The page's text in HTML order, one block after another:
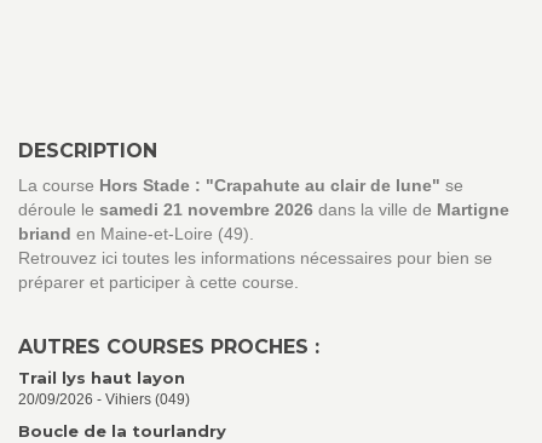
DESCRIPTION
La course Hors Stade : "Crapahute au clair de lune" se
déroule le samedi 21 novembre 2026 dans la ville de Martigne
briand en Maine-et-Loire (49).
Retrouvez ici toutes les informations nécessaires pour bien se
préparer et participer à cette course.
AUTRES COURSES PROCHES :
Trail lys haut layon
20/09/2026 - Vihiers (049)
Boucle de la tourlandry